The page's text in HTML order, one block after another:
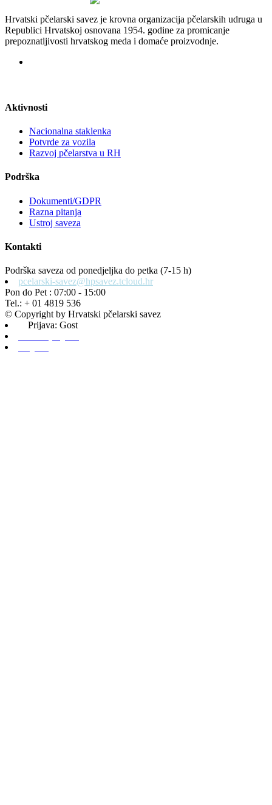
Hrvatski pčelarski savez je krovna organizacija pčelarskih udruga u
Republici Hrvatskoj osnovana 1954. godine za promicanje
prepoznatljivosti hrvatskog meda i domaće proizvodnje.
Aktivnosti
Nacionalna staklenka
Potvrde za vozila
Razvoj pčelarstva u RH
Podrška
Dokumenti/GDPR
Razna pitanja
Ustroj saveza
Kontakti
Podrška saveza od ponedjeljka do petka (7-15 h)
pcelarski-savez@hpsavez.tcloud.hr
Pon do Pet : 07:00 - 15:00
Tel.: + 01 4819 536
© Copyright by Hrvatski pčelarski savez
Prijava: Gost